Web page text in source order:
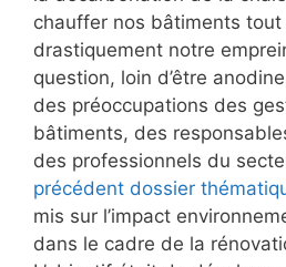
chauffer nos bâtiments
drastiquement notre
question, loin d’être
des préoccupations des
bâtiments, des
des professionnels du
précédent dossier
mis sur l’impact
dans le cadre de la